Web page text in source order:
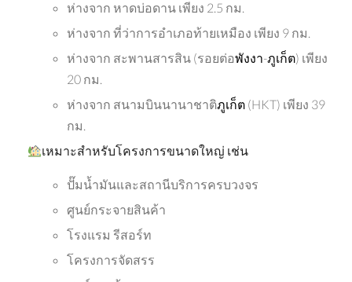
ห่างจาก หาดบ่อดาน เพียง 2.5 กม.
ห่างจาก ที่ว่าการอำเภอท้ายเหมือง เพียง 9 กม.
ห่างจาก สะพานสารสิน (รอยต่อพังงา-ภูเก็ต) เพียง
20 กม.
ห่างจาก สนามบินนานาชาติภูเก็ต (HKT) เพียง 39
กม.
เหมาะสำหรับโครงการขนาดใหญ่ เช่น
ปั๊มน้ำมันและสถานีบริการครบวงจร
ศูนย์กระจายสินค้า
โรงแรม รีสอร์ท
โครงการจัดสรร